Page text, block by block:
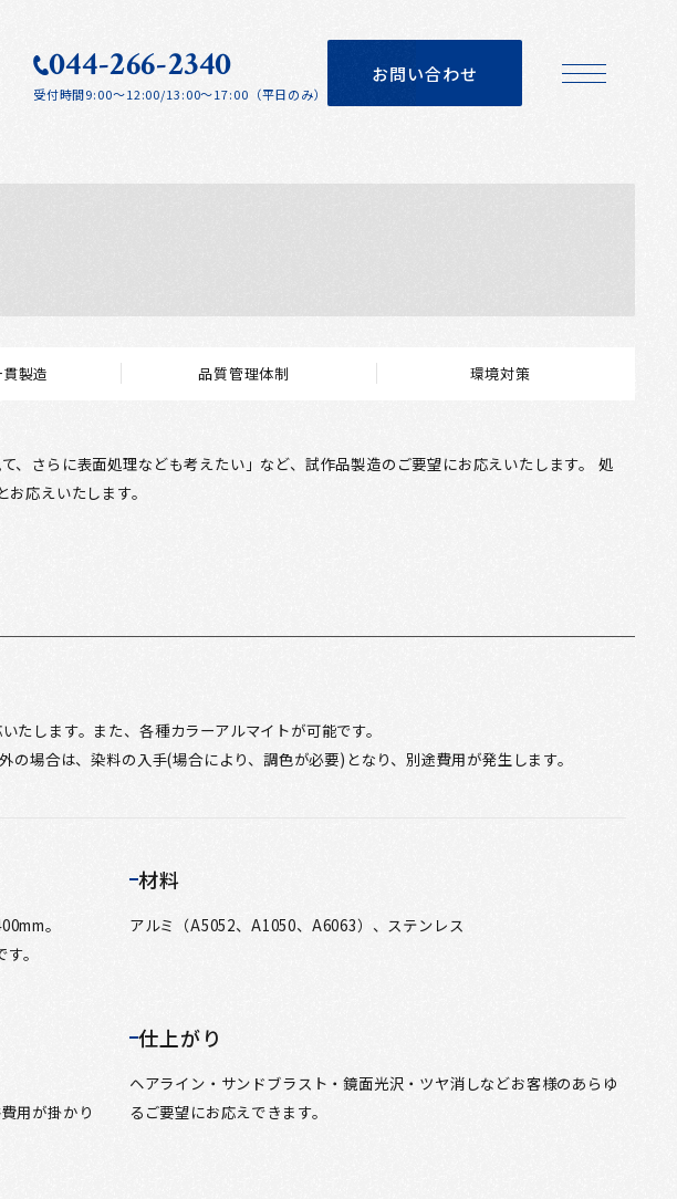
044-266-2340
受付時間9:00～12:00/13:00～17:00（平日のみ）
お問い合わせ
製造 品質管理体制 環境対策
、さらに表面処理なども考えたい」など、試作品製造のご要望にお応えいたします。 処
応えいたします。
します。また、各種カラーアルマイトが可能です。
場合は、染料の入手(場合により、調色が必要)となり、別途費用が発生します。
。
。
材料
アルミ（A5052、A1050、A6063）、ステンレス
用が掛かり
仕上がり
ヘアライン・サンドブラスト・鏡面光沢・ツヤ消しなどお客様のあらゆ
るご要望にお応えできます。